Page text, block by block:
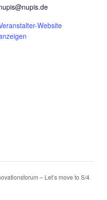
Website
– Let’s move to S/4